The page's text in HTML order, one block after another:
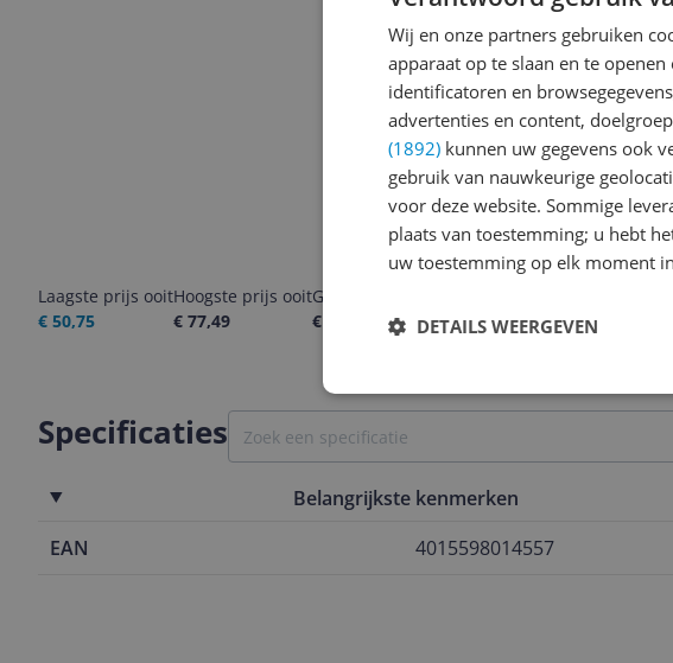
Laagste prijs ooit
€ 50,75
Hoogste prijs ooit
€ 77,49
Goedkoopste nu
€ 72,50
07-08-2026
Specificaties
Belangrijkste kenmerken
EAN
4015598014557
Wij en onze partners gebruiken
apparaat op te slaan en te
identificatoren en
advertenties en content,
(1892) kunnen uw gegevens ook
gebruik van nauwkeurige
voor deze website. Sommige
plaats van toestemming; u hebt
uw toestemming op elk moment
DETAILS WEERGEVEN